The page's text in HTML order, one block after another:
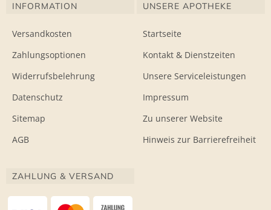
INFORMATION
Versandkosten
Zahlungsoptionen
Widerrufsbelehrung
Datenschutz
Sitemap
AGB
UNSERE APOTHEKE
Startseite
Kontakt & Dienstzeiten
Unsere Serviceleistungen
Impressum
Zu unserer Website
Hinweis zur Barrierefreiheit
ZAHLUNG & VERSAND